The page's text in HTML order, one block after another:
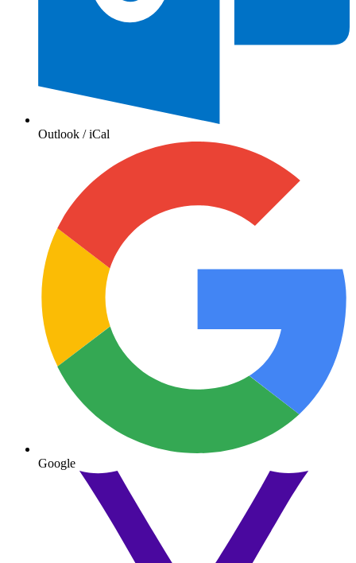
Outlook / iCal
Google